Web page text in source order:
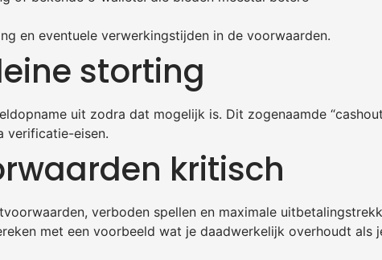
en eventuele verwerkingstijden in de voorwaarden.
storting
uit zodra dat mogelijk is. Dit zogenaamde
verificatie-eisen.
kritisch
verboden spellen en maximale
met een voorbeeld wat je daadwerkelijk overhoudt als